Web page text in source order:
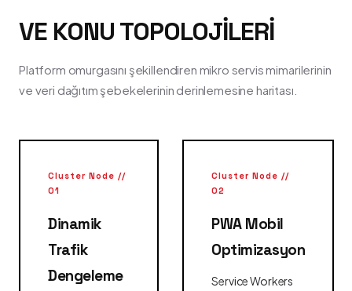
VE KONU TOPOLOJILERI
Platform omurgasını şekillendiren mikro servis mimarilerinin
ve veri dağıtım şebekelerinin derinlemesine haritası.
Cluster Node //
01
Dinamik
Trafik
Dengeleme
Cluster Node //
02
PWA Mobil
Optimizasyon
Service Workers